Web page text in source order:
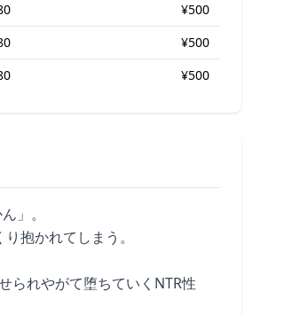
¥500
¥500
¥500
」。
抱かれてしまう。
られやがて堕ちていくNTR性